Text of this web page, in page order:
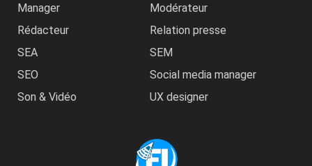
Manager
Modérateur
Rédacteur
Relation presse
SEA
SEM
SEO
Social media manager
Son & Vidéo
UX designer